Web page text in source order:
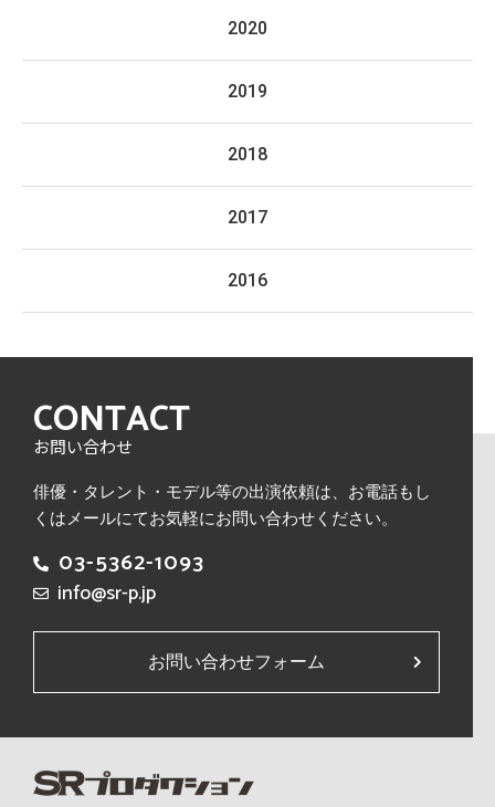
2020
2019
2018
2017
2016
CONTACT
お問い合わせ
俳優・タレント・モデル等の出演依頼は、 お電話もし
くはメールにてお気軽にお問い合わせください。
03-5362-1093
info@sr-p.jp
お問い合わせフォーム